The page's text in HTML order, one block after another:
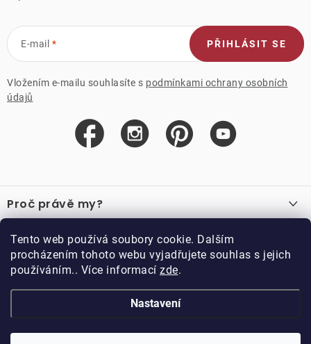
Tento web používá soubory cookie. Dalším
procházením tohoto webu vyjadřujete souhlas s jejich
používáním.. Více informací zde.
Nastavení
E-mail
Vložením e-mailu souhlasíte s podmínkami ochrany osobních
údajů
PŘIHLÁSIT SE
á
p
a
Proč právě my?
Recenze
Důležité odkazy
Velkoobchod
Vzorková prodejna
Kariéra
Blog
O nákupu
Obchodní podmínky
Podmínky věrnostního programu
Doppler CZ spol. s.r.o.,